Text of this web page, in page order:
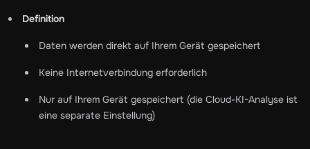
Definition
Daten werden direkt auf Ihrem Gerät gespeichert
Keine Internetverbindung erforderlich
Nur auf Ihrem Gerät gespeichert (die Cloud-KI-Analyse ist
eine separate Einstellung)